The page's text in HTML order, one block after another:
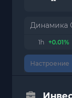
Динамика
1h +0.01%
Настроение